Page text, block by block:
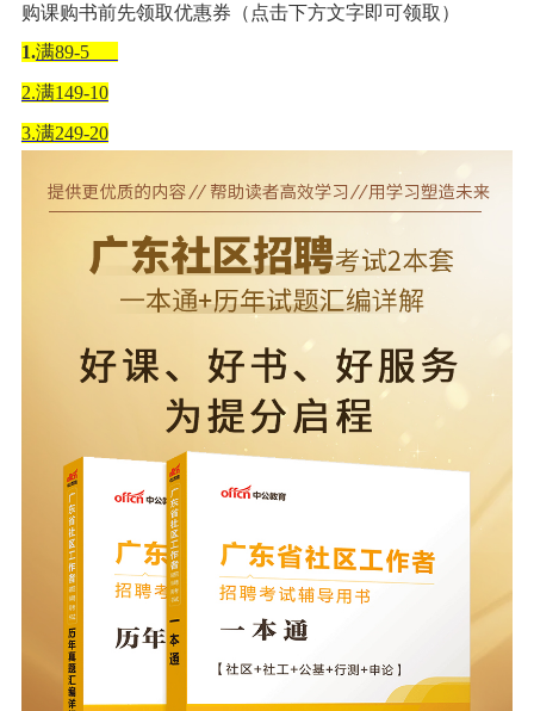
购课购书前先领取优惠券（点击下方文字即可领取）
1.满89-5
2.满149-10
3.满249-20